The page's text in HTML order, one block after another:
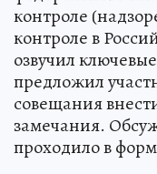
контроле
контроле в
озвучил
предложил
совещания
замечания.
проходило в